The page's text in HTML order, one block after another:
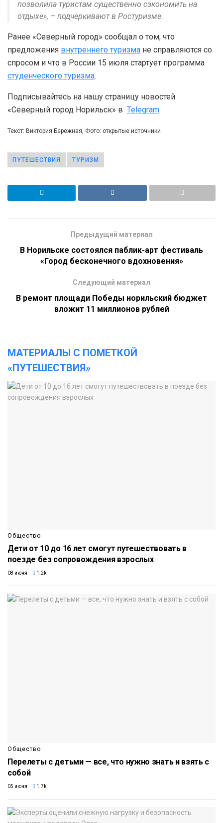
позволила туристам существенно сэкономить на
отдыхе», – подчеркивают в Ростуризме.
Ранее «Северный город» сообщал о том, что
предложения внутреннего туризма не справляются со
спросом и что в России 15 июля стартует программа
студенческого туризма.
Подписывайтесь на нашу страницу новостей
«Северный город Норильск» в Telegram.
Текст: Виктория Бережная, Фото: открытые источники
ПУТЕШЕСТВИЯ ТУРИЗМ
Предыдущий материал
В Норильске состоялся паблик-арт фестиваль
«Город бесконечного вдохновения»
Следующий материал
В ремонт площади Победы норильский бюджет
вложит 11 миллионов рублей
МАТЕРИАЛЫ С ПОМЕТКОЙ
«ПУТЕШЕСТВИЯ»
Общество
Дети от 10 до 16 лет смогут путешествовать в
поезде без сопровождения взрослых
08 июня 1.2k
Общество
Перелеты с детьми — все, что нужно знать и взять с
собой
05 июня 1.7k